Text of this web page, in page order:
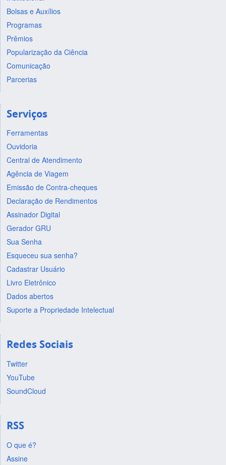
Bolsas e Auxílios
Programas
Prêmios
Popularização da Ciência
Comunicação
Parcerias
Serviços
Ferramentas
Ouvidoria
Central de Atendimento
Agência de Viagem
Emissão de Contra-cheques
Declaração de Rendimentos
Assinador Digital
Gerador GRU
Sua Senha
Esqueceu sua senha?
Cadastrar Usuário
Livro Eletrônico
Dados abertos
Suporte a Propriedade Intelectual
Redes Sociais
Twitter
YouTube
SoundCloud
RSS
O que é?
Assine